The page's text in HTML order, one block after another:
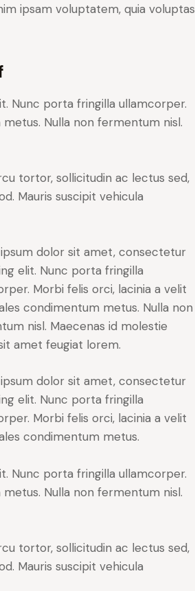
ipsam voluptatem, quia voluptas
Nunc porta fringilla ullamcorper.
Nulla non fermentum nisl.
tortor, sollicitudin ac lectus sed,
Mauris suscipit vehicula
dolor sit amet, consectetur
elit. Nunc porta fringilla
Morbi felis orci, lacinia a velit
condimentum metus. Nulla non
nisl. Maecenas id molestie
amet feugiat lorem.
dolor sit amet, consectetur
elit. Nunc porta fringilla
Morbi felis orci, lacinia a velit
condimentum metus.
Nunc porta fringilla ullamcorper.
Nulla non fermentum nisl.
tortor, sollicitudin ac lectus sed,
Mauris suscipit vehicula